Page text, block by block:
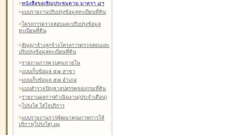
>หนังสือขอเชิญประชุมตาม มาตรา ๘ฯ
>แบบรายงานปรับปรุงข้อมูลทะเบียนที่ดิน
>โครงการตรวจสอบและปรับปรุงข้อมูล
ทะเบียนที่ดิน
>สัญญาจ้างลูกจ้างโครงการตรวจสอบและ
ปรับปรุงข้อมูลทะเบียนที่ดิน
>รายงานการควบคุมภายใน
>แบบเก็บข้อมูล ๕๗ สาขา
>แบบเก็บข้อมูล ๕๗ อำเภอ
>แบบสำรวจปัญหาอุปสรรคของกรมที่ดิน
>รายงานผลการดำเนินงาน(ประจำเดือน)
>โปร่งใส ใส่ใจบริการ
>แบบรายงานการพัฒนาคุณภาพการให้
บริการ(โปร่งใส).zip